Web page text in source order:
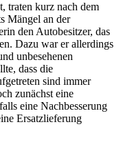
traten kurz nach dem
Mängel an der
den Autobesitzer, das
Dazu war er allerdings
unbesehenen
dass die
sind immer
zunächst eine
eine Nachbesserung
Ersatzlieferung